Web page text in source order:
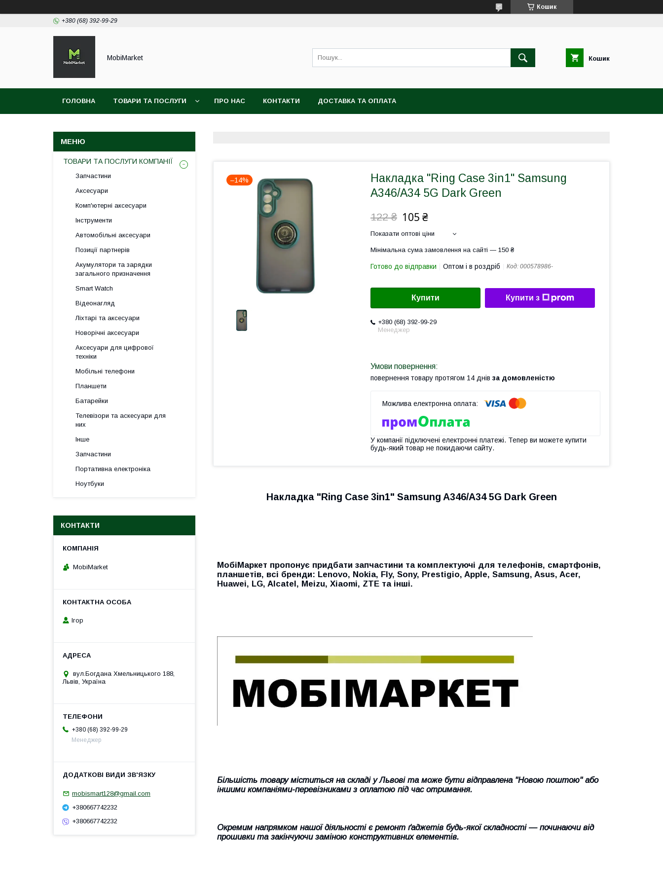
Кошик
+380 (68) 392-99-29
MobiMarket Кошик
ГОЛОВНА ТОВАРИ ТА ПОСЛУГИ ПРО НАС КОНТАКТИ ДОСТАВКА ТА ОПЛАТА
–14%
Накладка "Ring Case 3in1" Samsung
A346/A34 5G Dark Green
122 ₴ 105 ₴
Показати оптові ціни
Мінімальна сума замовлення на сайті — 150 ₴
Готово до відправки Оптом і в роздріб Код: 000578986-
Купити Купити з
+380 (68) 392-99-29
Менеджер
повернення товару протягом 14 днів за домовленістю
У компанії підключені електронні платежі. Тепер ви можете купити
будь-який товар не покидаючи сайту.
Накладка "Ring Case 3in1" Samsung A346/A34 5G Dark Green
МобiМаркет пропонує придбати запчастини та комплектуючі для телефонів, смартфонів,
планшетів, всі бренди: Lenovo, Nokia, Fly, Sony, Prestigio, Apple, Samsung, Asus, Acer,
Huawei, LG, Alcatel, Meizu, Xiaomi, ZTE та інші.
Більшість товару міститься на складі у Львові та може бути відправлена "Новою поштою" або
іншими компаніями-перевізниками з оплатою під час отримання.
Окремим напрямком нашої діяльності є ремонт ґаджетів будь-якої складності — починаючи від
прошивки та закінчуючи заміною конструктивних елементів.
ТОВАРИ ТА ПОСЛУГИ КОМПАНІЇ
Запчастини
Аксесуари
Комп'ютерні аксесуари
Інструменти
Автомобільні аксесуари
Позиції партнерів
Акумулятори та зарядки
загального призначення
Smart Watch
Відеонагляд
Ліхтарі та аксесуари
Новорічні аксесуари
Аксесуари для цифрової
техніки
Мобільні телефони
Планшети
Батарейки
Телевізори та аскесуари для
них
Інше
Запчастини
Портативна електроніка
Ноутбуки
КОНТАКТИ
MobiMarket
Ігор
вул.Богдана Хмельницького 188,
Львів, Україна
+380 (68) 392-99-29
Менеджер
mobismart128@gmail.com
+380667742232
+380667742232